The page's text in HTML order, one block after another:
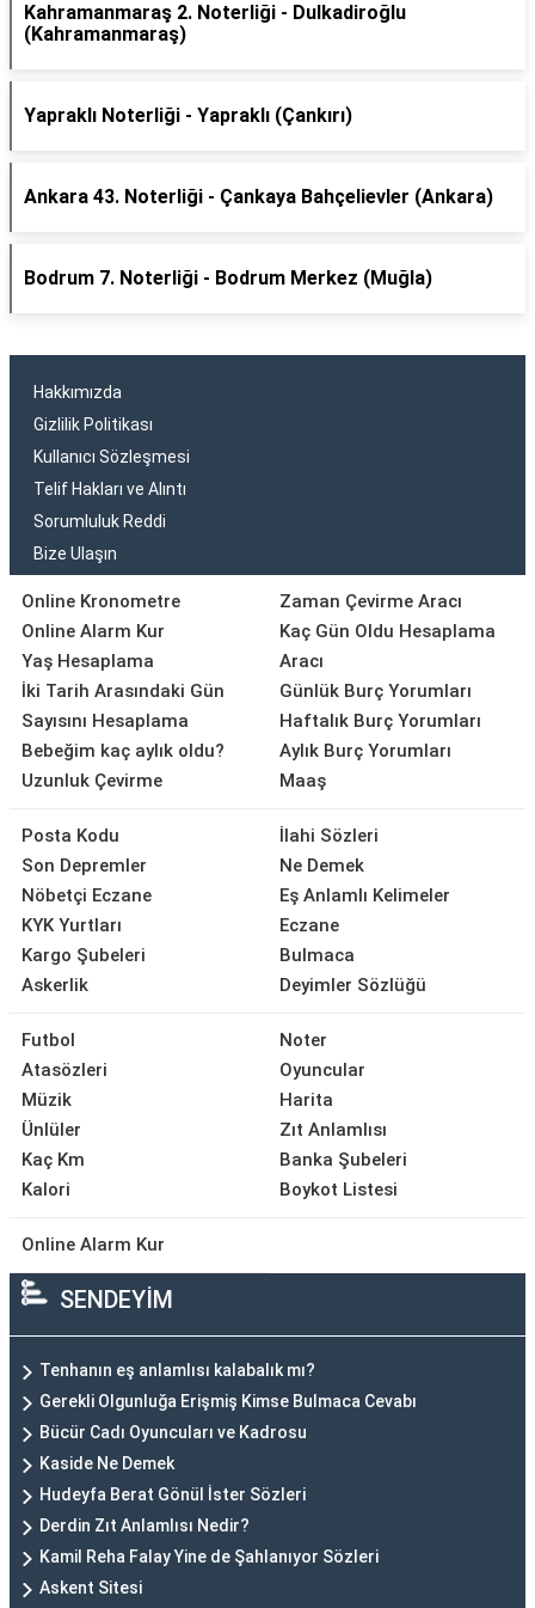
Kahramanmaraş 2. Noterliği - Dulkadiroğlu
(Kahramanmaraş)
Yapraklı Noterliği - Yapraklı (Çankırı)
Ankara 43. Noterliği - Çankaya Bahçelievler (Ankara)
Bodrum 7. Noterliği - Bodrum Merkez (Muğla)
Hakkımızda
Gizlilik Politikası
Kullanıcı Sözleşmesi
Telif Hakları ve Alıntı
Sorumluluk Reddi
Bize Ulaşın
Online Kronometre
Online Alarm Kur
Yaş Hesaplama
İki Tarih Arasındaki Gün
Sayısını Hesaplama
Bebeğim kaç aylık oldu?
Uzunluk Çevirme
Zaman Çevirme Aracı
Kaç Gün Oldu Hesaplama
Aracı
Günlük Burç Yorumları
Haftalık Burç Yorumları
Aylık Burç Yorumları
Maaş
Posta Kodu
Son Depremler
Nöbetçi Eczane
KYK Yurtları
Kargo Şubeleri
Askerlik
İlahi Sözleri
Ne Demek
Eş Anlamlı Kelimeler
Eczane
Bulmaca
Deyimler Sözlüğü
Futbol
Atasözleri
Müzik
Ünlüler
Kaç Km
Kalori
Noter
Oyuncular
Harita
Zıt Anlamlısı
Banka Şubeleri
Boykot Listesi
Online Alarm Kur
SENDEYİM
Tenhanın eş anlamlısı kalabalık mı?
Gerekli Olgunluğa Erişmiş Kimse Bulmaca Cevabı
Bücür Cadı Oyuncuları ve Kadrosu
Kaside Ne Demek
Hudeyfa Berat Gönül İster Sözleri
Derdin Zıt Anlamlısı Nedir?
Kamil Reha Falay Yine de Şahlanıyor Sözleri
Askent Sitesi